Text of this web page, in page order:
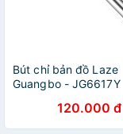
Bút chỉ bản đồ Laze
Guangbo - JG6617Y
120.000 đ